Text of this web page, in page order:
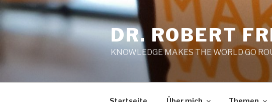
Zum
Inhalt
springen
DR. ROBERT
KNOWLEDGE MAKES THE WORLD GO